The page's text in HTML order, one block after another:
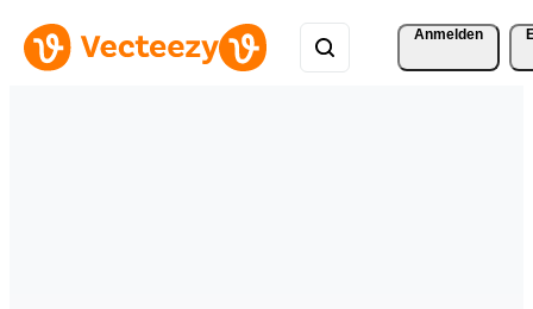
Anmelden